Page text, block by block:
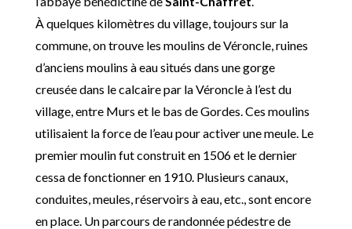
À quelques kilomètres du village, toujours sur la
commune, on trouve les moulins de Véroncle, ruines
d’anciens moulins à eau situés dans une gorge
creusée dans le calcaire par la Véroncle à l’est du
village, entre Murs et le bas de Gordes. Ces moulins
utilisaient la force de l’eau pour activer une meule. Le
premier moulin fut construit en 1506 et le dernier
cessa de fonctionner en 1910. Plusieurs canaux,
conduites, meules, réservoirs à eau, etc., sont encore
en place. Un parcours de randonnée pédestre de